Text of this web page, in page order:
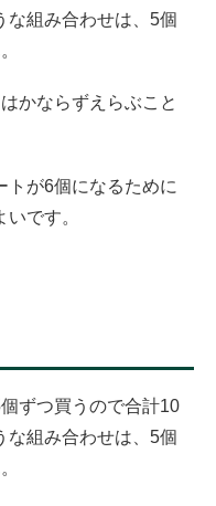
な組み合わせは、5個
かならずえらぶこと
トが6個になるために
です。
ずつ買うので合計10
な組み合わせは、5個